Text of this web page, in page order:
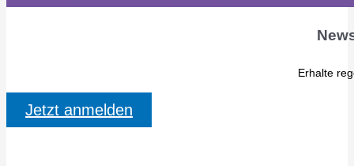
Erhalte
Jetzt anmelden